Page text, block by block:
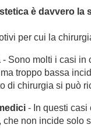
è davvero la
per cui la
- Sono molti i casi in
troppo bassa
di chirurgia si può
- In questi
che non incide solo